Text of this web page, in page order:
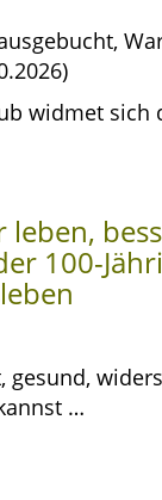
widmet sich
leben,
100-
gesund,
…